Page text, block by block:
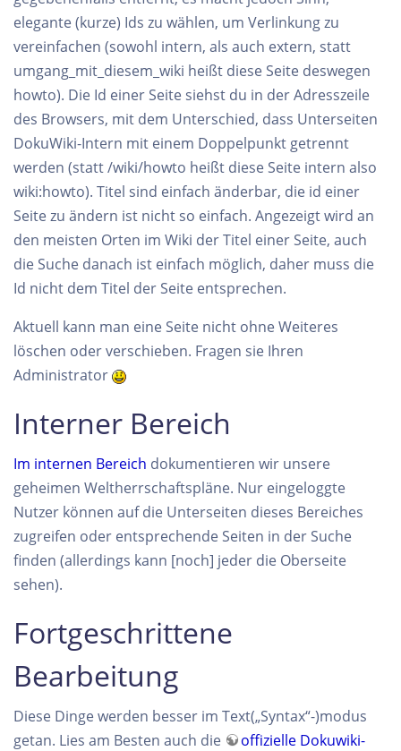
elegante (kurze) Ids zu wählen, um Verlinkung zu
vereinfachen (sowohl intern, als auch extern, statt
umgang_mit_diesem_wiki heißt diese Seite deswegen
howto). Die Id einer Seite siehst du in der Adresszeile
des Browsers, mit dem Unterschied, dass Unterseiten
DokuWiki-Intern mit einem Doppelpunkt getrennt
werden (statt /wiki/howto heißt diese Seite intern also
wiki:howto). Titel sind einfach änderbar, die id einer
Seite zu ändern ist nicht so einfach. Angezeigt wird an
den meisten Orten im Wiki der Titel einer Seite, auch
die Suche danach ist einfach möglich, daher muss die
Id nicht dem Titel der Seite entsprechen.
Aktuell kann man eine Seite nicht ohne Weiteres
löschen oder verschieben. Fragen sie Ihren
Administrator
Interner Bereich
Im internen Bereich dokumentieren wir unsere
geheimen Weltherrschaftspläne. Nur eingeloggte
Nutzer können auf die Unterseiten dieses Bereiches
zugreifen oder entsprechende Seiten in der Suche
finden (allerdings kann [noch] jeder die Oberseite
sehen).
Fortgeschrittene
Bearbeitung
Diese Dinge werden besser im Text(„Syntax“-)modus
getan. Lies am Besten auch die
offizielle Dokuwiki-